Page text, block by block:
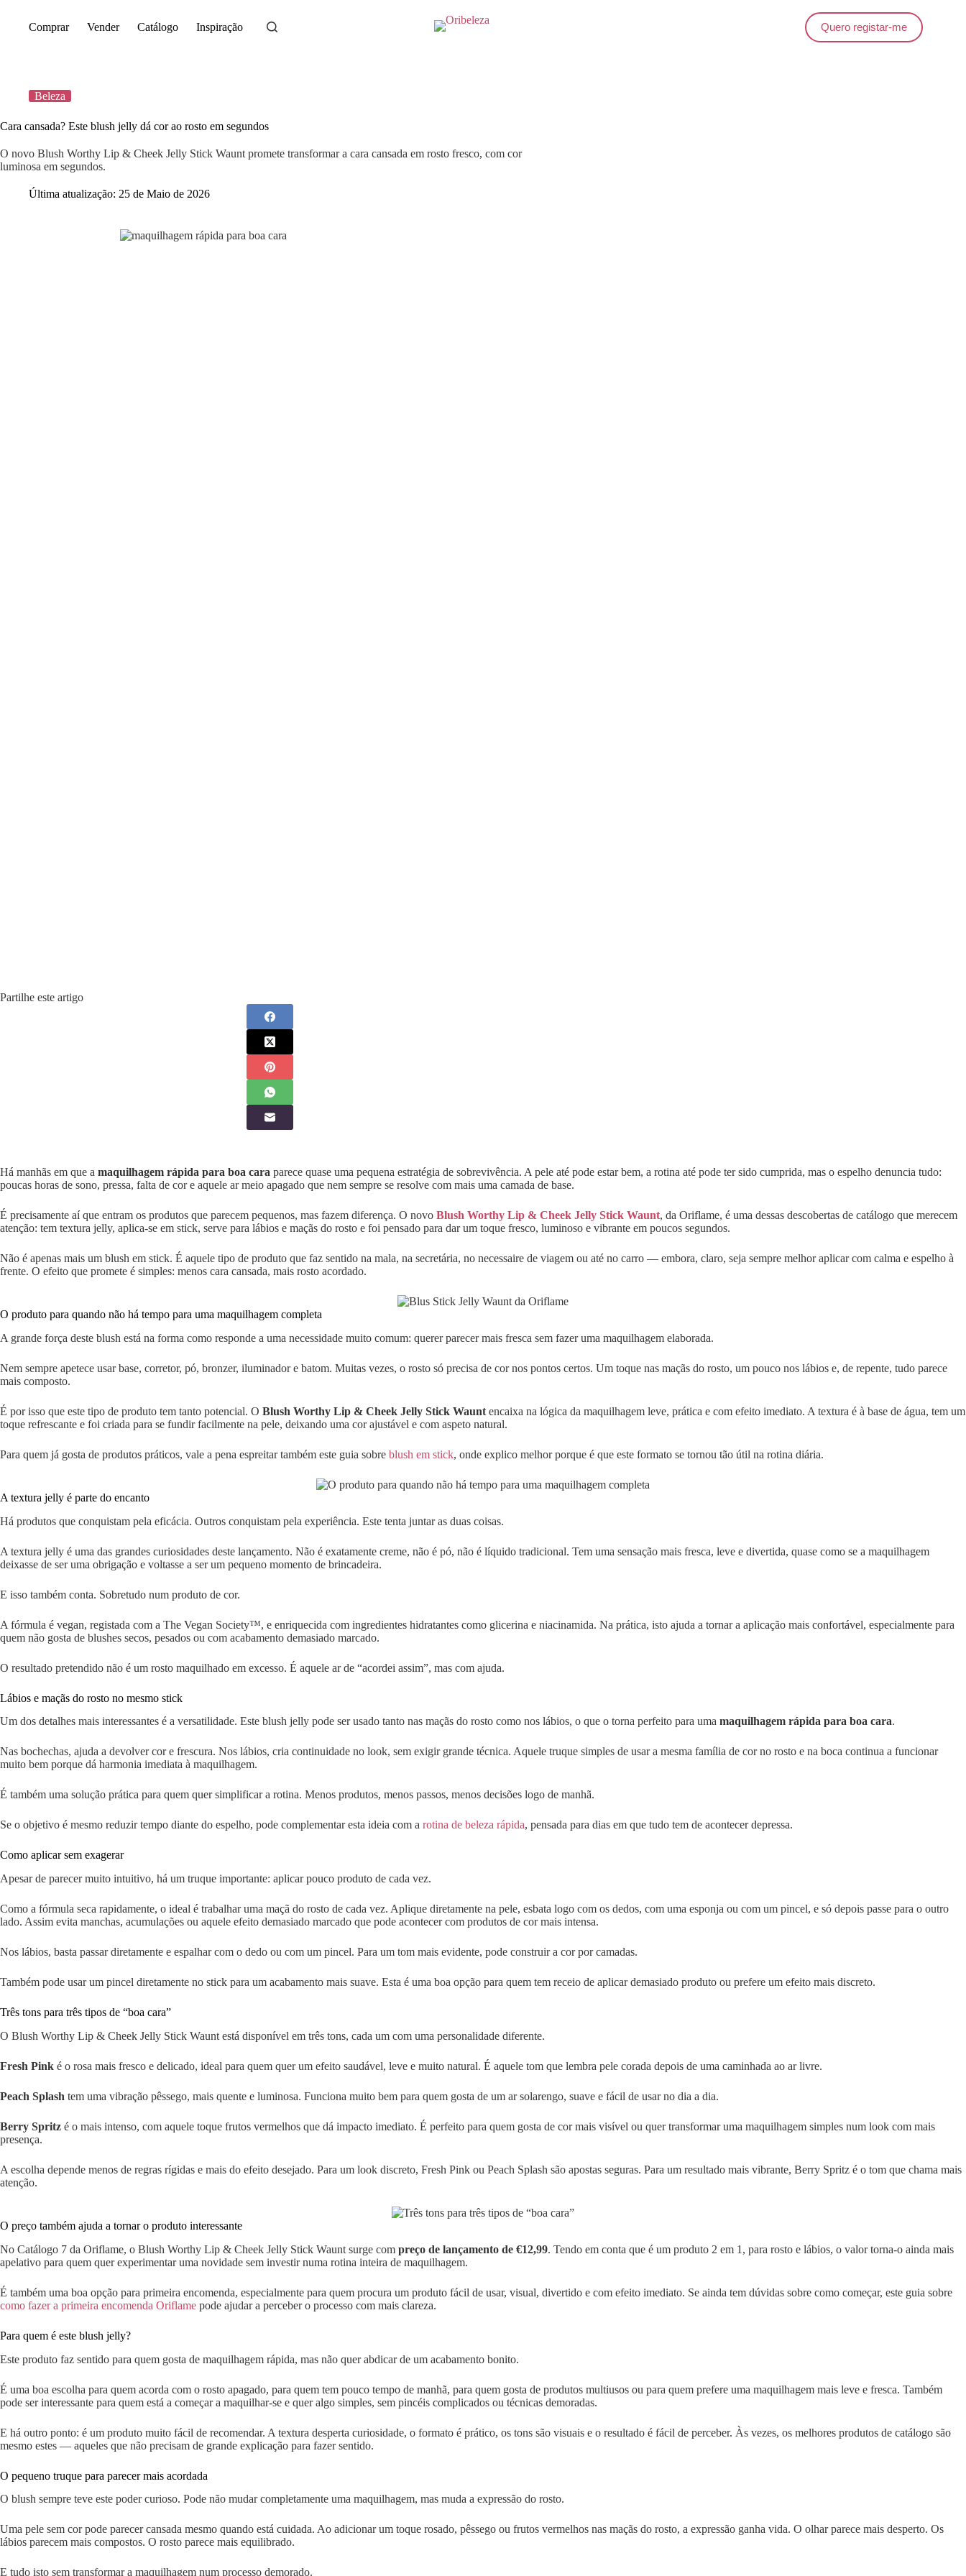
Comprar Vender Catálogo Inspiração Quero registar-me
Beleza
Cara cansada? Este blush jelly dá cor ao rosto em segundos
O novo Blush Worthy Lip & Cheek Jelly Stick Waunt promete transformar a cara cansada em rosto fresco, com cor
luminosa em segundos.
Última atualização: 25 de Maio de 2026
Partilhe este artigo
Há manhãs em que a maquilhagem rápida para boa cara parece quase uma pequena estratégia de sobrevivência. A pele até pode estar bem, a rotina até pode ter sido cumprida, mas o espelho denuncia tudo:
poucas horas de sono, pressa, falta de cor e aquele ar meio apagado que nem sempre se resolve com mais uma camada de base.
É precisamente aí que entram os produtos que parecem pequenos, mas fazem diferença. O novo Blush Worthy Lip & Cheek Jelly Stick Waunt, da Oriflame, é uma dessas descobertas de catálogo que merecem
atenção: tem textura jelly, aplica-se em stick, serve para lábios e maçãs do rosto e foi pensado para dar um toque fresco, luminoso e vibrante em poucos segundos.
Não é apenas mais um blush em stick. É aquele tipo de produto que faz sentido na mala, na secretária, no necessaire de viagem ou até no carro — embora, claro, seja sempre melhor aplicar com calma e espelho à
frente. O efeito que promete é simples: menos cara cansada, mais rosto acordado.
O produto para quando não há tempo para uma maquilhagem completa
A grande força deste blush está na forma como responde a uma necessidade muito comum: querer parecer mais fresca sem fazer uma maquilhagem elaborada.
Nem sempre apetece usar base, corretor, pó, bronzer, iluminador e batom. Muitas vezes, o rosto só precisa de cor nos pontos certos. Um toque nas maçãs do rosto, um pouco nos lábios e, de repente, tudo parece
mais composto.
É por isso que este tipo de produto tem tanto potencial. O Blush Worthy Lip & Cheek Jelly Stick Waunt encaixa na lógica da maquilhagem leve, prática e com efeito imediato. A textura é à base de água, tem um
toque refrescante e foi criada para se fundir facilmente na pele, deixando uma cor ajustável e com aspeto natural.
Para quem já gosta de produtos práticos, vale a pena espreitar também este guia sobre blush em stick, onde explico melhor porque é que este formato se tornou tão útil na rotina diária.
A textura jelly é parte do encanto
Há produtos que conquistam pela eficácia. Outros conquistam pela experiência. Este tenta juntar as duas coisas.
A textura jelly é uma das grandes curiosidades deste lançamento. Não é exatamente creme, não é pó, não é líquido tradicional. Tem uma sensação mais fresca, leve e divertida, quase como se a maquilhagem
deixasse de ser uma obrigação e voltasse a ser um pequeno momento de brincadeira.
E isso também conta. Sobretudo num produto de cor.
A fórmula é vegan, registada com a The Vegan Society™, e enriquecida com ingredientes hidratantes como glicerina e niacinamida. Na prática, isto ajuda a tornar a aplicação mais confortável, especialmente para
quem não gosta de blushes secos, pesados ou com acabamento demasiado marcado.
O resultado pretendido não é um rosto maquilhado em excesso. É aquele ar de “acordei assim”, mas com ajuda.
Lábios e maçãs do rosto no mesmo stick
Um dos detalhes mais interessantes é a versatilidade. Este blush jelly pode ser usado tanto nas maçãs do rosto como nos lábios, o que o torna perfeito para uma maquilhagem rápida para boa cara.
Nas bochechas, ajuda a devolver cor e frescura. Nos lábios, cria continuidade no look, sem exigir grande técnica. Aquele truque simples de usar a mesma família de cor no rosto e na boca continua a funcionar
muito bem porque dá harmonia imediata à maquilhagem.
É também uma solução prática para quem quer simplificar a rotina. Menos produtos, menos passos, menos decisões logo de manhã.
Se o objetivo é mesmo reduzir tempo diante do espelho, pode complementar esta ideia com a rotina de beleza rápida, pensada para dias em que tudo tem de acontecer depressa.
Como aplicar sem exagerar
Apesar de parecer muito intuitivo, há um truque importante: aplicar pouco produto de cada vez.
Como a fórmula seca rapidamente, o ideal é trabalhar uma maçã do rosto de cada vez. Aplique diretamente na pele, esbata logo com os dedos, com uma esponja ou com um pincel, e só depois passe para o outro
lado. Assim evita manchas, acumulações ou aquele efeito demasiado marcado que pode acontecer com produtos de cor mais intensa.
Nos lábios, basta passar diretamente e espalhar com o dedo ou com um pincel. Para um tom mais evidente, pode construir a cor por camadas.
Também pode usar um pincel diretamente no stick para um acabamento mais suave. Esta é uma boa opção para quem tem receio de aplicar demasiado produto ou prefere um efeito mais discreto.
Três tons para três tipos de “boa cara”
O Blush Worthy Lip & Cheek Jelly Stick Waunt está disponível em três tons, cada um com uma personalidade diferente.
Fresh Pink é o rosa mais fresco e delicado, ideal para quem quer um efeito saudável, leve e muito natural. É aquele tom que lembra pele corada depois de uma caminhada ao ar livre.
Peach Splash tem uma vibração pêssego, mais quente e luminosa. Funciona muito bem para quem gosta de um ar solarengo, suave e fácil de usar no dia a dia.
Berry Spritz é o mais intenso, com aquele toque frutos vermelhos que dá impacto imediato. É perfeito para quem gosta de cor mais visível ou quer transformar uma maquilhagem simples num look com mais
presença.
A escolha depende menos de regras rígidas e mais do efeito desejado. Para um look discreto, Fresh Pink ou Peach Splash são apostas seguras. Para um resultado mais vibrante, Berry Spritz é o tom que chama mais
atenção.
O preço também ajuda a tornar o produto interessante
No Catálogo 7 da Oriflame, o Blush Worthy Lip & Cheek Jelly Stick Waunt surge com preço de lançamento de €12,99. Tendo em conta que é um produto 2 em 1, para rosto e lábios, o valor torna-o ainda mais
apelativo para quem quer experimentar uma novidade sem investir numa rotina inteira de maquilhagem.
É também uma boa opção para primeira encomenda, especialmente para quem procura um produto fácil de usar, visual, divertido e com efeito imediato. Se ainda tem dúvidas sobre como começar, este guia sobre
como fazer a primeira encomenda Oriflame pode ajudar a perceber o processo com mais clareza.
Para quem é este blush jelly?
Este produto faz sentido para quem gosta de maquilhagem rápida, mas não quer abdicar de um acabamento bonito.
É uma boa escolha para quem acorda com o rosto apagado, para quem tem pouco tempo de manhã, para quem gosta de produtos multiusos ou para quem prefere uma maquilhagem mais leve e fresca. Também
pode ser interessante para quem está a começar a maquilhar-se e quer algo simples, sem pincéis complicados ou técnicas demoradas.
E há outro ponto: é um produto muito fácil de recomendar. A textura desperta curiosidade, o formato é prático, os tons são visuais e o resultado é fácil de perceber. Às vezes, os melhores produtos de catálogo são
mesmo estes — aqueles que não precisam de grande explicação para fazer sentido.
O pequeno truque para parecer mais acordada
O blush sempre teve este poder curioso. Pode não mudar completamente uma maquilhagem, mas muda a expressão do rosto.
Uma pele sem cor pode parecer cansada mesmo quando está cuidada. Ao adicionar um toque rosado, pêssego ou frutos vermelhos nas maçãs do rosto, a expressão ganha vida. O olhar parece mais desperto. Os
lábios parecem mais compostos. O rosto parece mais equilibrado.
E tudo isto sem transformar a maquilhagem num processo demorado.